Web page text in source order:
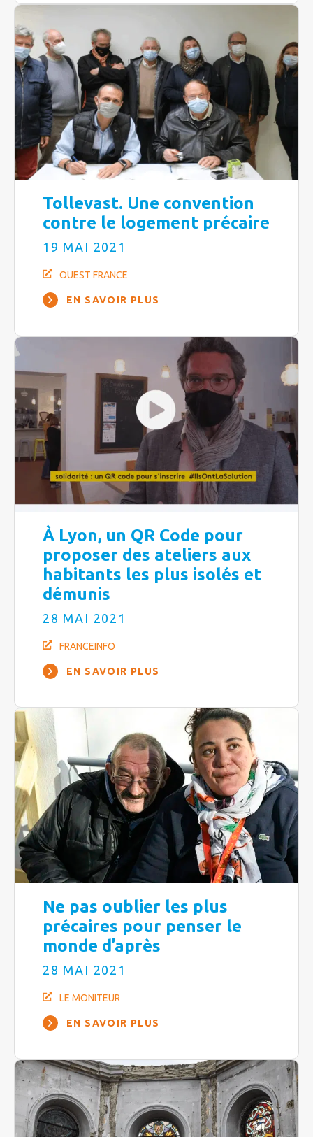
Tollevast. Une convention
contre le logement précaire
19 MAI 2021
OUEST FRANCE
EN SAVOIR PLUS
À Lyon, un QR Code pour
proposer des ateliers aux
habitants les plus isolés et
démunis
28 MAI 2021
FRANCEINFO
EN SAVOIR PLUS
Ne pas oublier les plus
précaires pour penser le
monde d’après
28 MAI 2021
LE MONITEUR
EN SAVOIR PLUS